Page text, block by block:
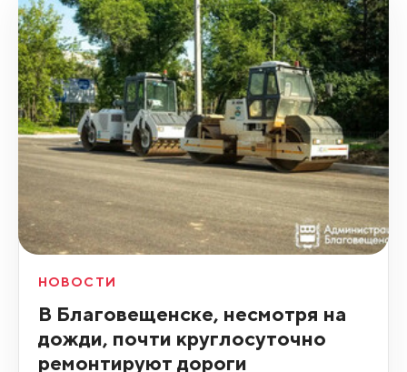
НОВОСТИ
В Благовещенске, несмотря на
дожди, почти круглосуточно
ремонтируют дороги